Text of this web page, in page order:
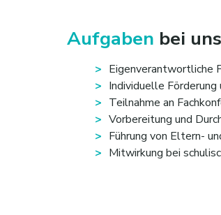
Aufgaben bei uns
Eigenverantwortliche
Individuelle Förderung
Teilnahme an
Vorbereitung und
Führung von Eltern-
Mitwirkung bei